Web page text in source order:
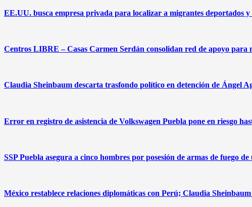
EE.UU. busca empresa privada para localizar a migrantes deportados
Centros LIBRE – Casas Carmen Serdán consolidan red de apoyo para
Claudia Sheinbaum descarta trasfondo político en detención de Ángel
Error en registro de asistencia de Volkswagen Puebla pone en riesgo
SSP Puebla asegura a cinco hombres por posesión de armas de fuego
México restablece relaciones diplomáticas con Perú; Claudia